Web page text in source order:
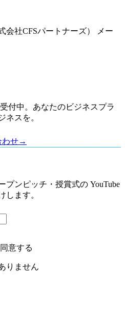
会社CFSパートナーズ） メー
付中。あなたのビジネスプラ
ネスを。
わせ→
プンピッチ・授賞式の YouTube
します。
意する
りません